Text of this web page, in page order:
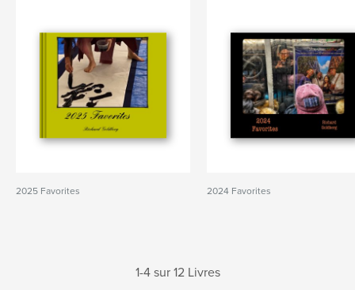
2025 Favorites 2024 Favorites
1-4 sur 12 Livres